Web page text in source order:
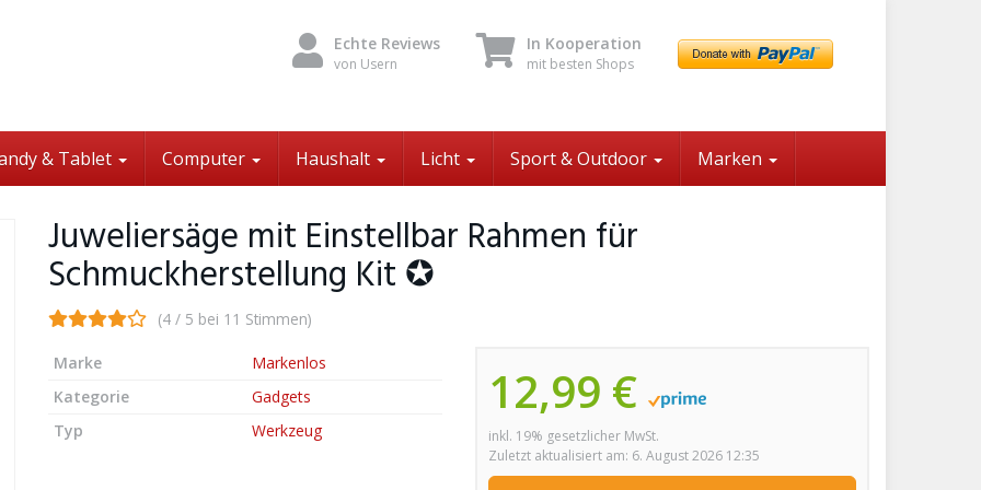
Echte Reviews
von Usern
In Kooperation
mit besten Shops
& Tablet Computer Haushalt Licht Sport & Outdoor Marken
Juweliersäge mit Einstellbar Rahmen für
Schmuckherstellung Kit ✪
(4 / 5 bei 11 Stimmen)
12,99 €
inkl. 19% gesetzlicher MwSt.
Zuletzt aktualisiert am: 6. August 2026 12:35
Marke
Markenlos
Kategorie
Gadgets
Typ
Werkzeug